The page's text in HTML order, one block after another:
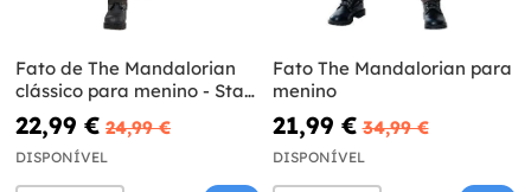
Fato de The Mandalorian
clássico para menino - Star
Wars
22,99 € 24,99 €
DISPONÍVEL
Fato The Mandalorian para
menino
21,99 € 34,99 €
DISPONÍVEL